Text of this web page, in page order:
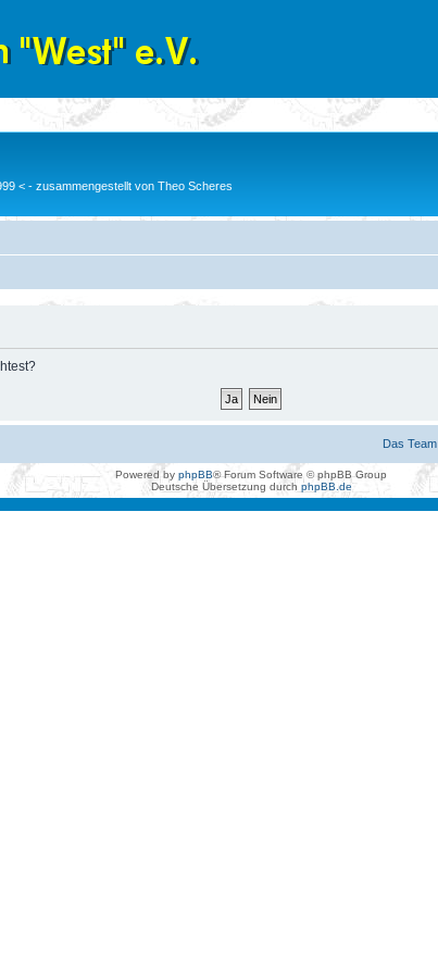
< - zusammengestellt von Theo Scheres
Das Team
Powered by phpBB® Forum Software © phpBB Group
Deutsche Übersetzung durch phpBB.de